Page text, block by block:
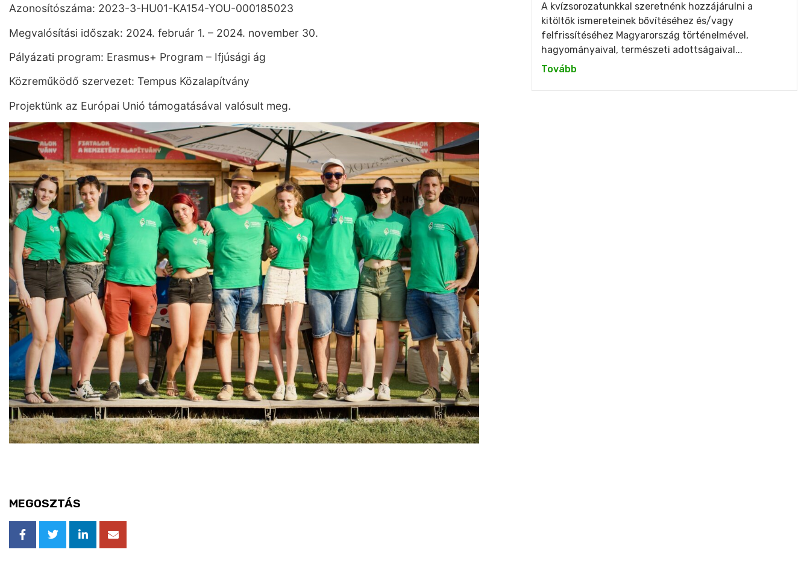
Azonosítószáma: 2023-3-HU01-KA154-YOU-000185023
Megvalósítási időszak: 2024. február 1. – 2024. november 30.
Pályázati program: Erasmus+ Program – Ifjúsági ág
Közreműködő szervezet: Tempus Közalapítvány
Projektünk az Európai Unió támogatásával valósult meg.
MEGOSZTÁS
A kvízsorozatunkkal szeretnénk hozzájárulni a
kitöltők ismereteinek bővítéséhez és/vagy
felfrissítéséhez Magyarország történelmével,
hagyományaival, természeti adottságaival...
Tovább